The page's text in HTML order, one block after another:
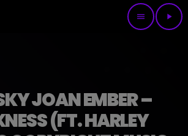
menu play_arrow
JOAN EMBER –
(FT. HARLEY